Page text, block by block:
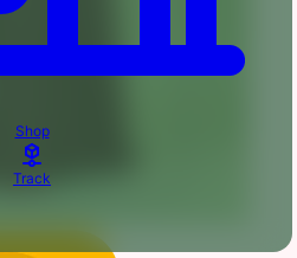
Shop
Track